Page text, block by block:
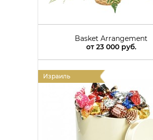
Basket Arrangement
от23 000 руб.
Израиль